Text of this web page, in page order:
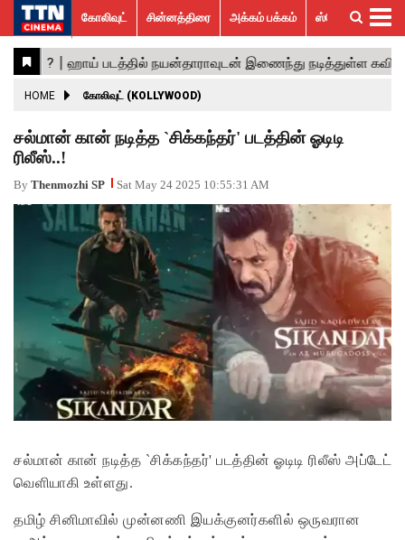
கோலிவுட்
சின்னத்திரை
பாலிவுட்
ஹாலிவுட்
அக்கம்
பக்கம்
ஸ்பெஷல்
ஸ்டோரீஸ்
விமர்சனம்
GALLERY
ACTRESS
ACTORS
MOVIESTILLS
EVENTS
VIDEOS
What’s
Hot
Trending
News
கோலிவுட் சின்னத்திரை அக்கம் பக்கம் ஸ்பெஷல் ஸ்டோரீஸ்
HOME கோலிவுட் (KOLLYWOOD)
சல்மான் கான் நடித்த `சிக்கந்தர்' படத்தின் ஓடிடி
ரிலீஸ்..!
By Thenmozhi SP Sat May 24 2025 10:55:31 AM
சல்மான் கான் நடித்த `சிக்கந்தர்' படத்தின் ஓடிடி ரிலீஸ் அப்டேட்
வெளியாகி உள்ளது.
தமிழ் சினிமாவில் முன்னணி இயக்குனர்களில் ஒருவரான